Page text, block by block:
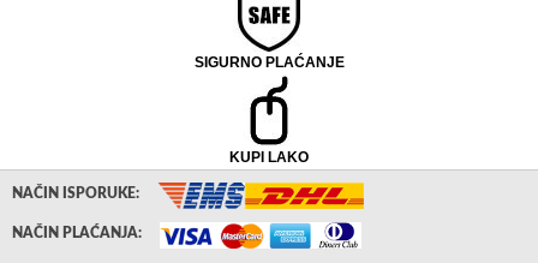
SIGURNO PLAĆANJE
KUPI LAKO
NAČIN ISPORUKE:
NAČIN PLAĆANJA: